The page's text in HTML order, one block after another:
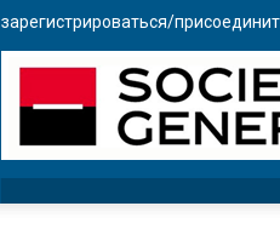
зарегистрироваться/